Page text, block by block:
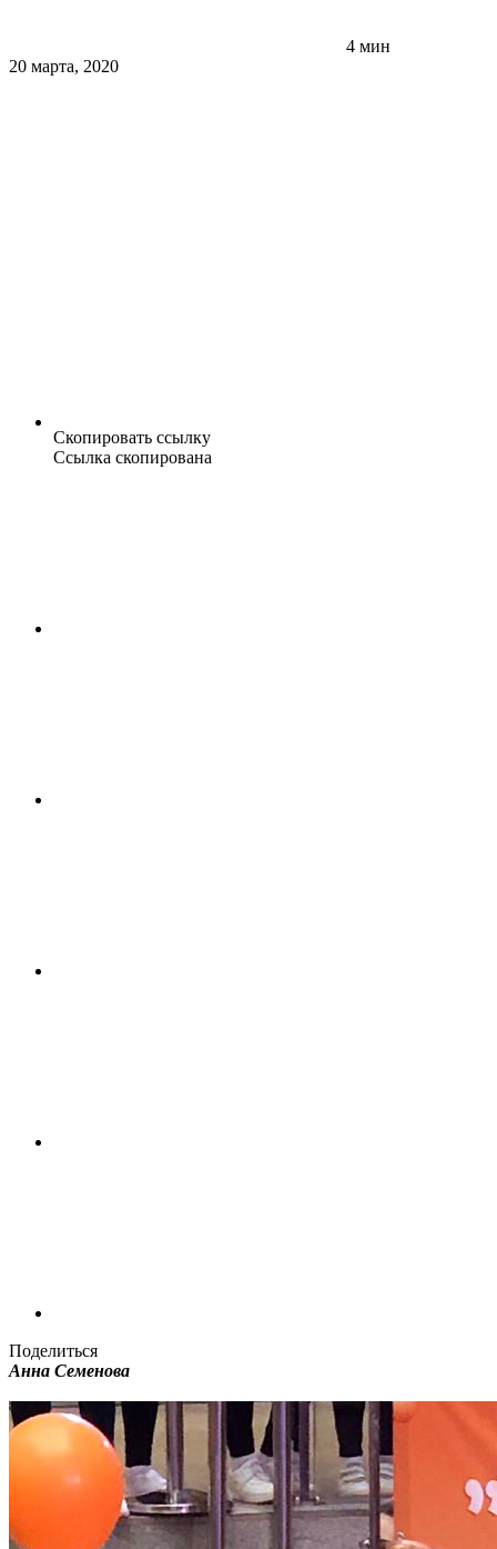
4 мин
20 марта, 2020
Скопировать ссылку
Ссылка скопирована
Поделиться
Анна Семенова